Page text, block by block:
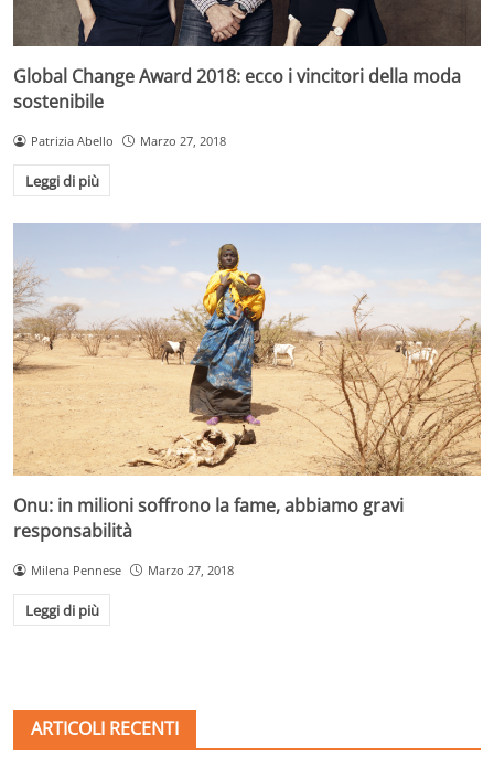
Global Change Award 2018: ecco i vincitori della moda
sostenibile
Patrizia Abello Marzo 27, 2018
Leggi di più
Onu: in milioni soffrono la fame, abbiamo gravi
responsabilità
Milena Pennese Marzo 27, 2018
Leggi di più
ARTICOLI RECENTI